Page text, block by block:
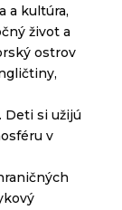
a kultúra,
život a
ostrov
Deti si užijú
v